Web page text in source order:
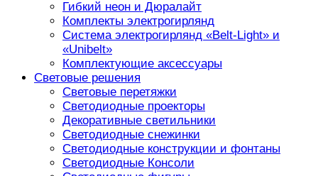
Гибкий неон и Дюралайт
Комплекты электрогирлянд
Система электрогирлянд «Belt-Light» и
«Unibelt»
Комплектующие аксессуары
Световые решения
Световые перетяжки
Светодиодные проекторы
Декоративные светильники
Светодиодные снежинки
Светодиодные конструкции и фонтаны
Светодиодные Консоли